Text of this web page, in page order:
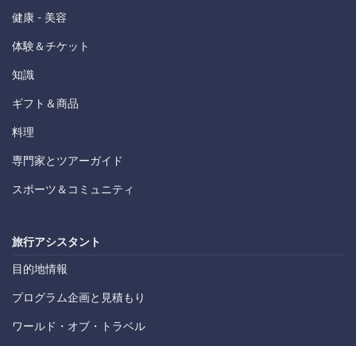
健康 - 美容
体験＆チケット
知識
ギフト＆商品
料理
専門家とツアーガイド
スポーツ＆コミュニティ
旅行アシスタント
目的地情報
プログラム企画と見積もり
ワールド・オブ・トラベル